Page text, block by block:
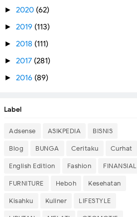
►2020 (62)
►2019 (113)
►2018 (111)
►2017 (281)
►2016 (89)
Label
Adsense ASIKPEDIA BISNIS
Blog BUNGA Ceritaku Curhat
English Edition Fashion FINANSIAL
FURNITURE Heboh Kesehatan
Kisahku Kuliner LIFESTYLE